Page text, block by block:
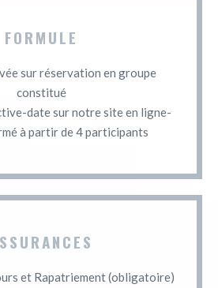
FORMULE
sur réservation en groupe
constitué
date sur notre site en ligne-
à partir de 4 participants
et Rapatriement (obligatoire)